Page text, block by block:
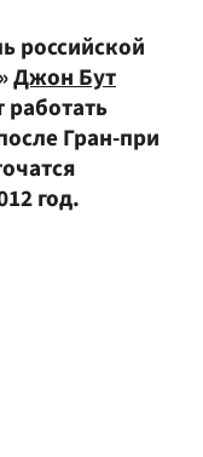
российской
Джон Бут
Гран-при
год.